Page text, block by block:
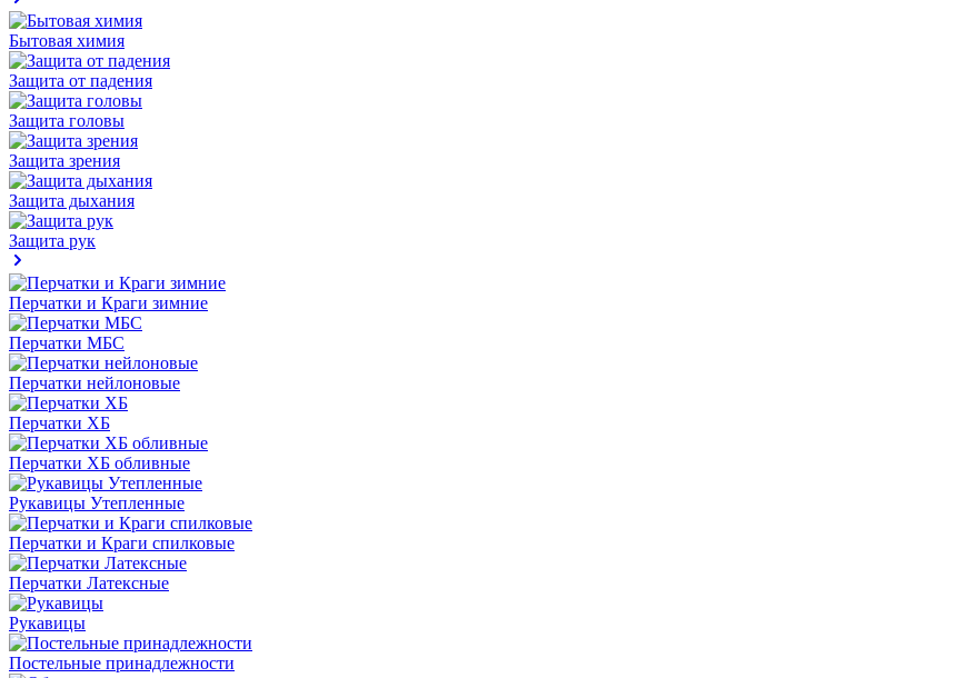
Бытовая химия
Защита от падения
Защита головы
Защита зрения
Защита дыхания
Защита рук
Перчатки и Краги зимние
Перчатки МБС
Перчатки нейлоновые
Перчатки ХБ
Перчатки ХБ обливные
Рукавицы Утепленные
Перчатки и Краги спилковые
Перчатки Латексные
Рукавицы
Постельные принадлежности